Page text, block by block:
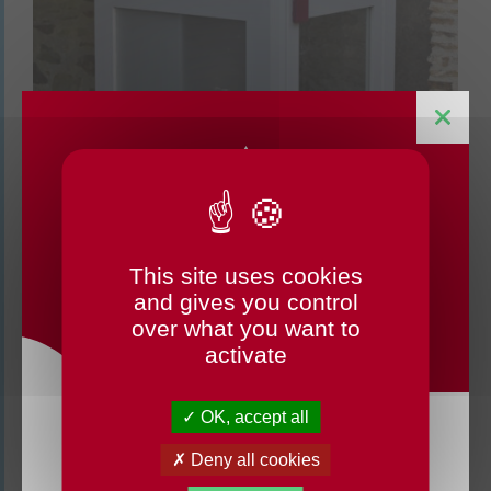
CHANGEMENTS HORAIRES
OUVERTURE MAIRIE
Du lundi 3 août au dimanche 23 août 2026, la
mairie déléguée de Chenillé-Changé adapte ses
This site uses cookies
and gives you control
over what you want to
activate
OK, accept all
Deny all cookies